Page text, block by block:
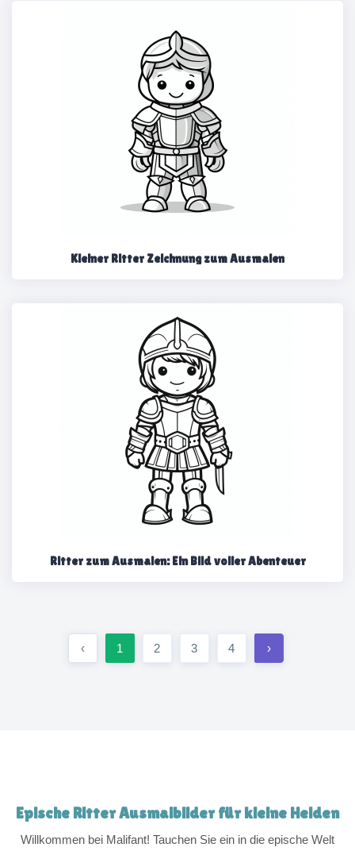
Kleiner Ritter Zeichnung zum Ausmalen
Ritter zum Ausmalen: Ein Bild voller Abenteuer
‹ 1 2 3 4 ›
Epische Ritter Ausmalbilder für kleine Helden
Willkommen bei Malifant! Tauchen Sie ein in die epische Welt